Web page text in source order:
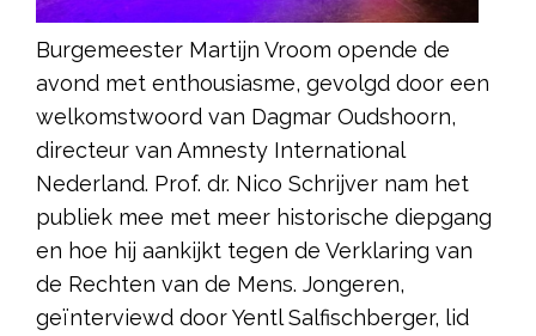
Burgemeester Martijn Vroom opende de
avond met enthousiasme, gevolgd door een
welkomstwoord van Dagmar Oudshoorn,
directeur van Amnesty International
Nederland. Prof. dr. Nico Schrijver nam het
publiek mee met meer historische diepgang
en hoe hij aankijkt tegen de Verklaring van
de Rechten van de Mens. Jongeren,
geïnterviewd door Yentl Salfischberger, lid